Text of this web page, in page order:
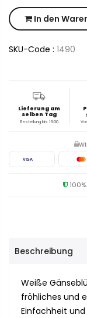
In den
SKU-Code : 1490
Lieferung am
selben Tag
Bestellung bis 19:00
VISA
Beschreibung
Weiße
fröhliches und
Einfachheit